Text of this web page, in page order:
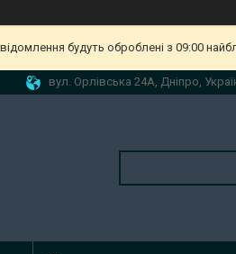
будуть оброблені з 09:00
вул. Орлівська 24А, Дніпро,